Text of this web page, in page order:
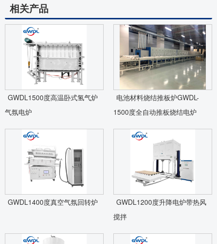
相关产品
GWDL1500度高温卧式氢气炉
气氛电炉
电池材料烧结推板炉GWDL-
1500度全自动推板烧结电炉
GWDL1400度真空气氛回转炉
GWDL1200度升降电炉带热风
搅拌